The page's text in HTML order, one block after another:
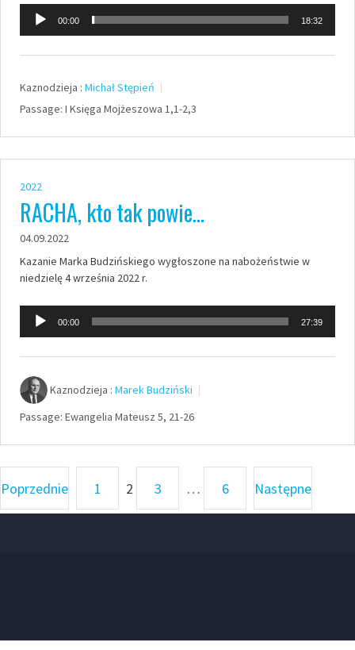
Odtwarzacz
plików
dźwiękowych
00:00 18:32
Kaznodzieja : Michał Stępień
Passage: I Księga Mojżeszowa 1,1-2,3
2022
RACHA, kto tak powie…
04.09.2022
Kazanie Marka Budzińskiego wygłoszone na nabożeństwie w
niedzielę 4 września 2022 r.
Odtwarzacz
plików
dźwiękowych
00:00 27:39
Kaznodzieja : Marek Budziński
Passage: Ewangelia Mateusz 5, 21-26
Stronicowanie
wpisów
Poprzednie 1 2 3 … 6 Następne